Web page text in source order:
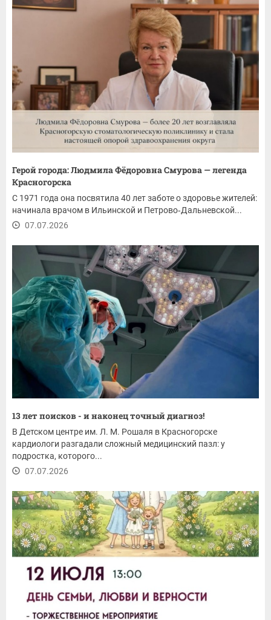
Герой города: Людмила Фёдоровна Смурова — легенда
Красногорска
С 1971 года она посвятила 40 лет заботе о здоровье жителей:
начинала врачом в Ильинской и Петрово‑Дальневской...
07.07.2026
13 лет поисков - и наконец точный диагноз!
В Детском центре им. Л. М. Рошаля в Красногорске
кардиологи разгадали сложный медицинский пазл: у
подростка, которого...
07.07.2026